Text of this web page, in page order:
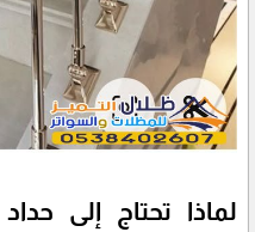
لماذا تحتاج إلى